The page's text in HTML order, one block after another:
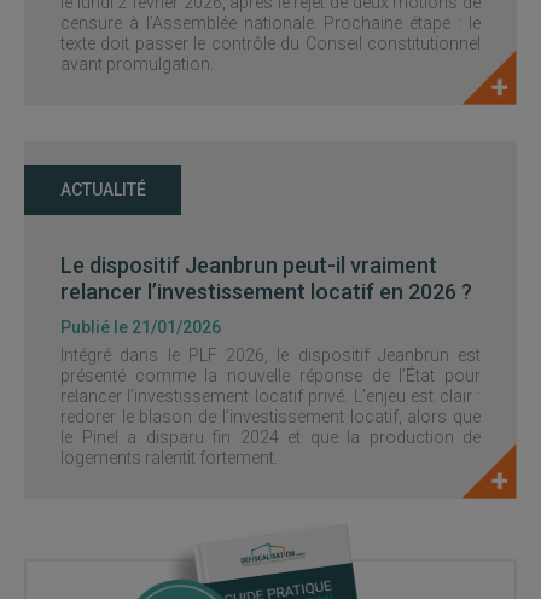
censure à l’Assemblée nationale. Prochaine étape : le
texte doit passer le contrôle du Conseil constitutionnel
avant promulgation.
ACTUALITÉ
Le dispositif Jeanbrun peut-il vraiment
relancer l’investissement locatif en 2026 ?
Publié le 21/01/2026
Intégré dans le PLF 2026, le dispositif Jeanbrun est
présenté comme la nouvelle réponse de l’État pour
relancer l’investissement locatif privé. L’enjeu est clair :
redorer le blason de l’investissement locatif, alors que
le Pinel a disparu fin 2024 et que la production de
logements ralentit fortement.